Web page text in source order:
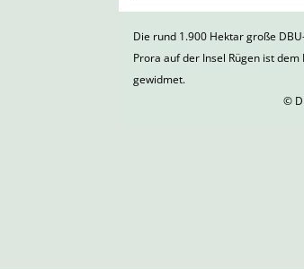
Die rund 1.900 Hektar große
Prora auf der Insel Rügen ist
gewidmet.
©